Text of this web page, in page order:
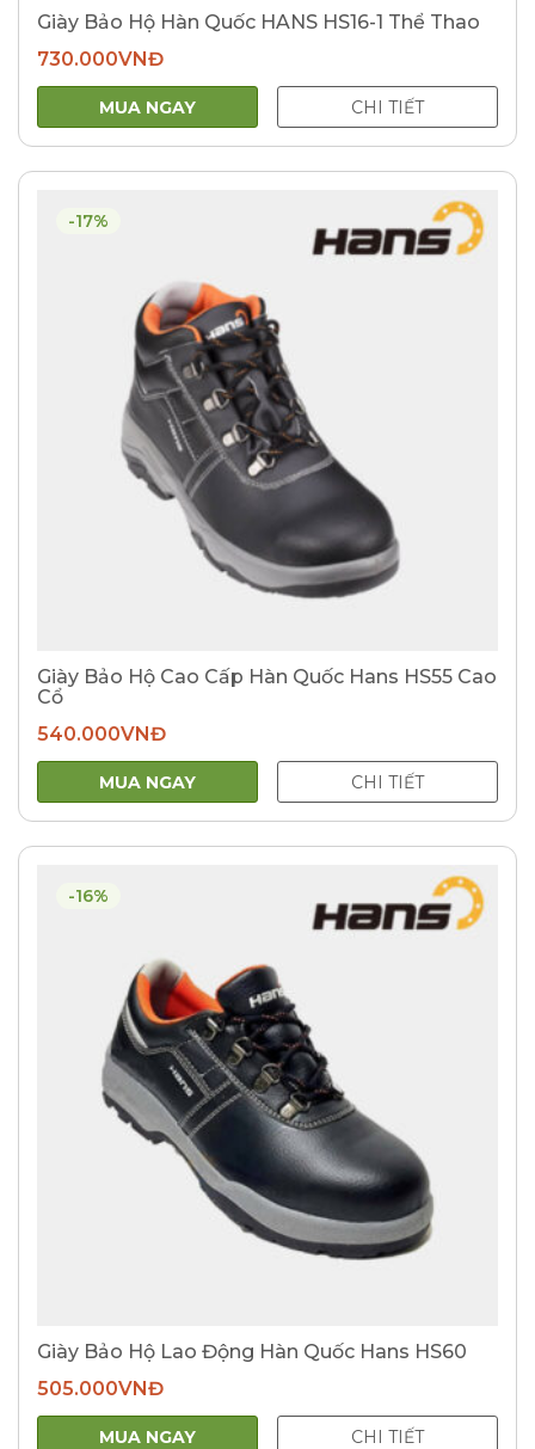
Giày Bảo Hộ Hàn Quốc HANS HS16-1 Thể Thao
730.000VNĐ
MUA NGAY CHI TIẾT
-17%
Giày Bảo Hộ Cao Cấp Hàn Quốc Hans HS55 Cao
Cổ
540.000VNĐ
MUA NGAY CHI TIẾT
-16%
Giày Bảo Hộ Lao Động Hàn Quốc Hans HS60
505.000VNĐ
MUA NGAY CHI TIẾT